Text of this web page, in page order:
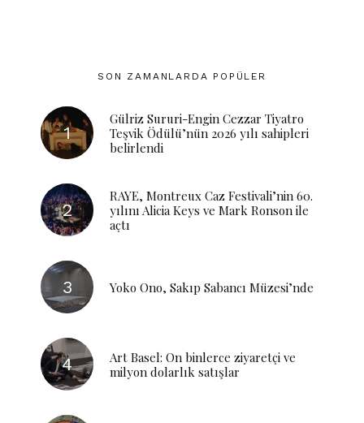
SON ZAMANLARDA POPÜLER
Gülriz Sururi-Engin Cezzar Tiyatro
Teşvik Ödülü’nün 2026 yılı sahipleri
belirlendi
RAYE, Montreux Caz Festivali’nin 60.
yılını Alicia Keys ve Mark Ronson ile
açtı
Yoko Ono, Sakıp Sabancı Müzesi’nde
Art Basel: On binlerce ziyaretçi ve
milyon dolarlık satışlar